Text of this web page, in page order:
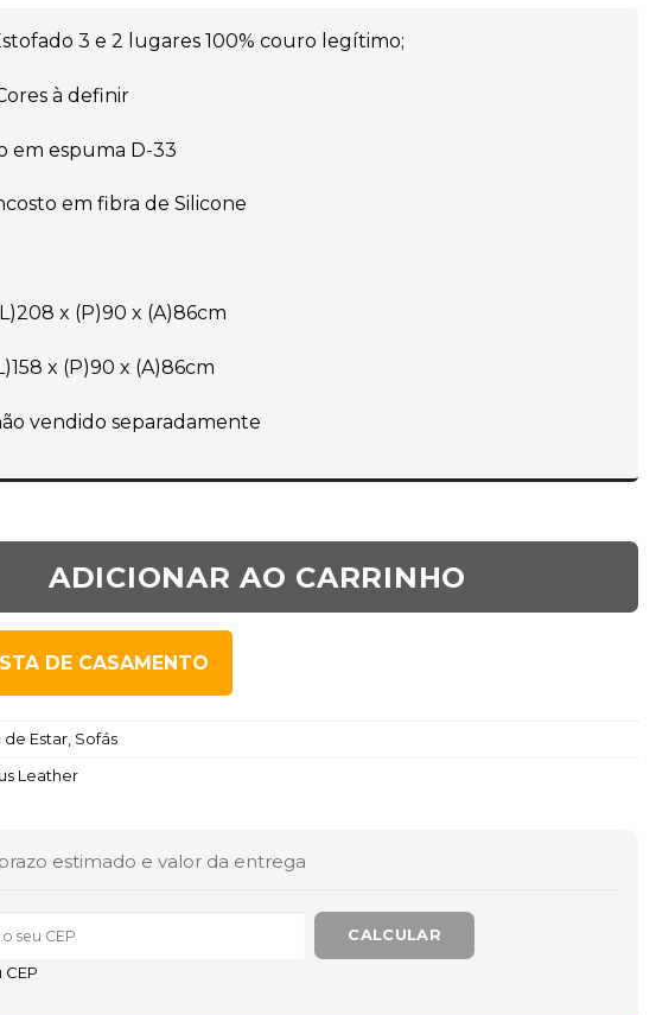
3 e 2 lugares 100% couro legítimo;
à definir
em espuma D-33
em fibra de Silicone
x (P)90 x (A)86cm
x (P)90 x (A)86cm
vendido separadamente
ADICIONAR AO CARRINHO
DE CASAMENTO
de Estar, Sofás
Leather
estimado e valor da entrega